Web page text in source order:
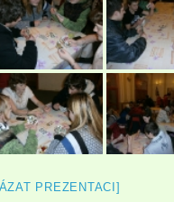
PREZENTACI]